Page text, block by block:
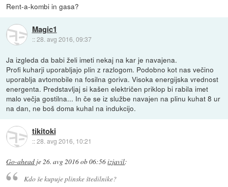
Rent-a-kombi in gasa?
Magic1
::28. avg 2016, 09:37
Ja izgleda da babi želi imeti nekaj na kar je navajena.
Profi kuharji uporabljajo plin z razlogom. Podobno kot nas večino
uporablja avtomobile na fosilna goriva. Visoka energijska vrednost
energenta. Predstavljaj si kašen električen priklop bi rabila imet
malo večja gostilna... In če se iz službe navajen na plinu kuhat 8 ur
na dan, ne boš doma kuhal na indukcijo.
tikitoki
::28. avg 2016, 10:21
Go-ahead je26. avg 2016 ob 06:56izjavil:
Kdo še kupuje plinske štedilnike?